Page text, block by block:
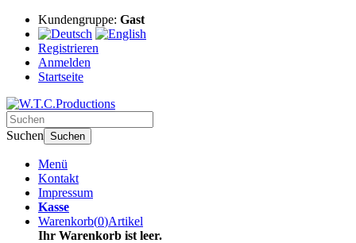
Kundengruppe: Gast
Registrieren
Anmelden
Startseite
Suchen Suchen
Menü
Kontakt
Impressum
Kasse
Warenkorb(0)Artikel
Ihr Warenkorb ist leer.